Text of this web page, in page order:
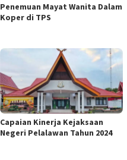
Penemuan Mayat Wanita Dalam
Koper di TPS
Capaian Kinerja Kejaksaan
Negeri Pelalawan Tahun 2024